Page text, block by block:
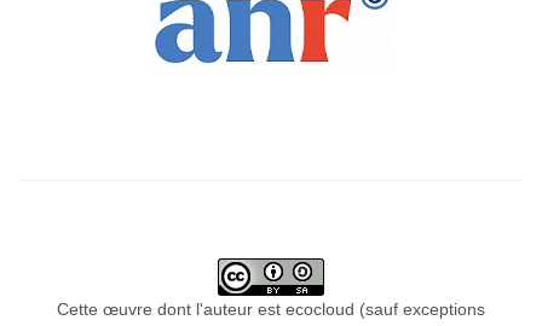
Cette œuvre dont l'auteur est ecocloud (sauf exceptions